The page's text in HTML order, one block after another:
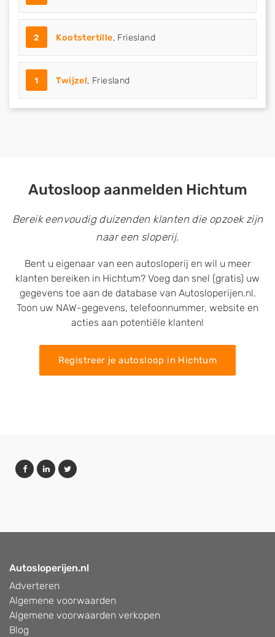
2 Kootstertille, Friesland
1 Twijzel, Friesland
Autosloop aanmelden Hichtum
Bereik eenvoudig duizenden klanten die opzoek zijn
naar een sloperij.
Bent u eigenaar van een autosloperij en wil u meer
klanten bereiken in Hichtum? Voeg dan snel (gratis) uw
gegevens toe aan de database van Autosloperijen.nl.
Toon uw NAW-gegevens, telefoonnummer, website en
acties aan potentiële klanten!
Registreer je autosloop in Hichtum
Autosloperijen.nl
Adverteren
Algemene voorwaarden
Algemene voorwaarden verkopen
Blog